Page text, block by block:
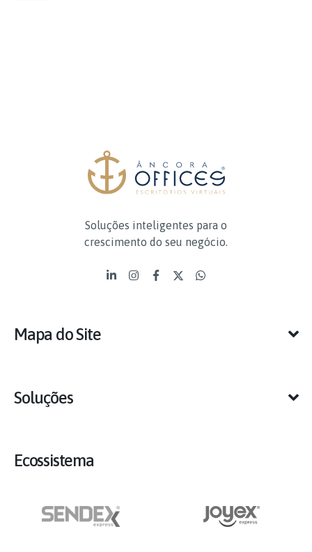
Soluções inteligentes para o
crescimento do seu negócio.
Mapa do Site
Soluções
Ecossistema